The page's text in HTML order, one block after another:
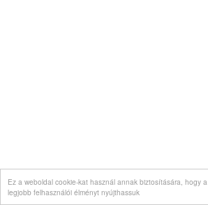
Ez a weboldal cookie-kat használ annak biztosítására, hogy a
legjobb felhasználói élményt nyújthassuk